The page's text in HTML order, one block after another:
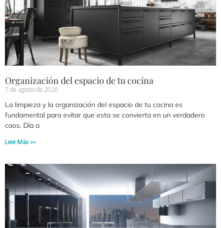
Organización del espacio de tu cocina
7 de agosto de 2020
La limpieza y la organización del espacio de tu cocina es
fundamental para evitar que esta se convierta en un verdadero
caos. Día a
Leer Más >>